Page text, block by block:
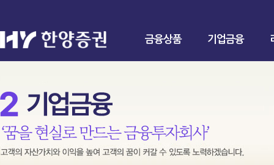
금융상품 기업금융